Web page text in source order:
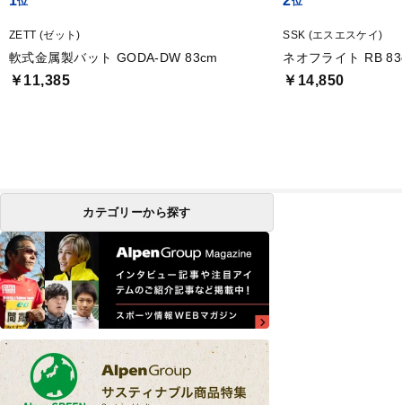
ZETT (ゼット)
軟式金属製バット GODA-DW 83cm
￥11,385
SSK (エスエスケイ)
ネオフライト RB
￥14,850
カテゴリーから探す